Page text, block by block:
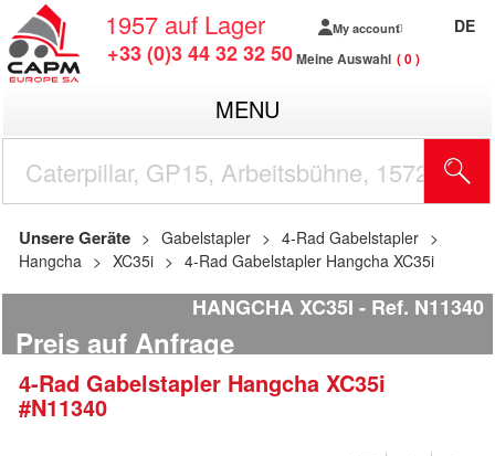
1957 auf Lager
+33 (0)3 44 32 32 50
My account
Meine Auswahl 0
DE
MENU
Unsere Geräte Gabelstapler
4-Rad Gabelstapler
Hangcha
XC35i 4-Rad Gabelstapler Hangcha XC35i
HANGCHA XC35I Ref. N11340
Preis auf Anfrage
4-Rad Gabelstapler Hangcha XC35i
#N11340